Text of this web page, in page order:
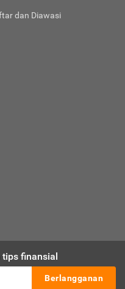
dan Diawasi
finansial
Berlangganan